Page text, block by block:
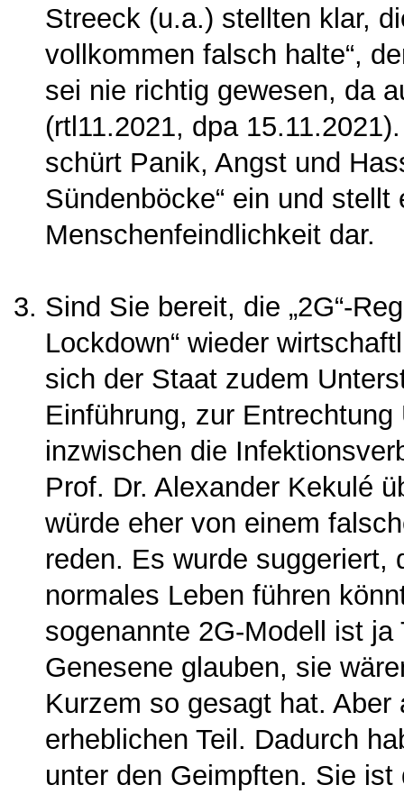
Streeck (u.a.) stellten klar,
vollkommen falsch halte“,
sei nie rich­tig gewesen, da
(rtl11.2021, dpa
schürt Panik, Angst und
Sündenböcke“ ein und
Menschen­feindlichkeit dar.
Sind Sie bereit, die „2G“-
Lockdown“ wieder
sich der Staat zudem
Einführung, zur
inzwischen die
Prof. Dr. Alexander Kekulé
würde eher von einem
reden. Es wurde suggeriert,
normales Leben führen
sogenannte 2G-Modell ist
Gene­sene glauben, sie
Kurzem so gesagt hat.
erheblichen Teil. Dadurch
unter den Geimpf­ten. Sie